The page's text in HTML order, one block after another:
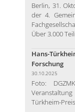
Berlin, 31.
der 4.
Über 3.000
Hans-
Forschung
30.10.2025
Foto:
Türkheim-